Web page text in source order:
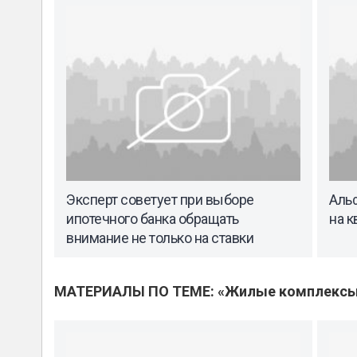
Эксперт советует при выборе
ипотечного банка обращать
внимание не только на ставки
на
МАТЕРИАЛЫ ПО ТЕМЕ: «Жилые